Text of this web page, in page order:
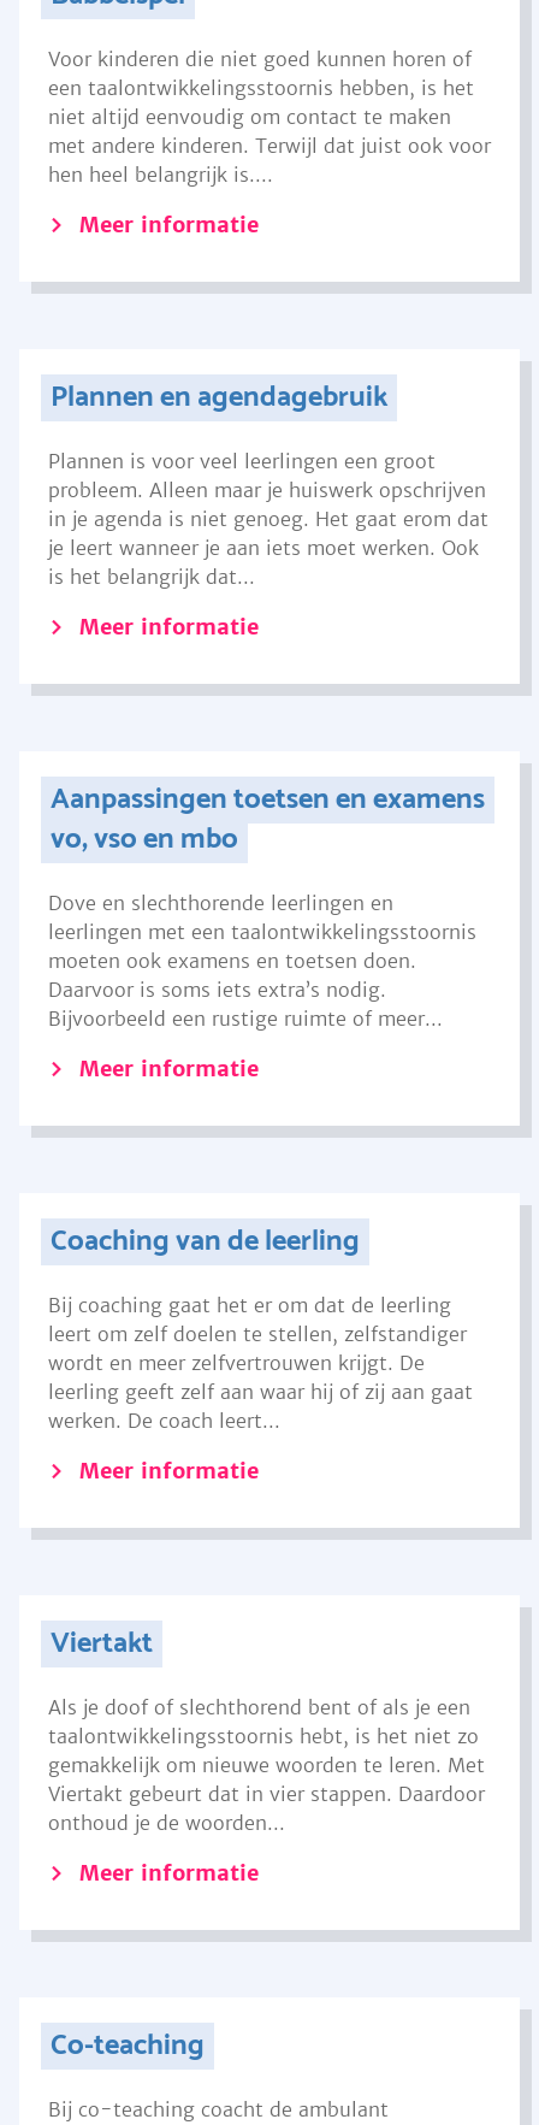
Voor kinderen die niet goed kunnen horen of
een taalontwikkelingsstoornis hebben, is het
niet altijd eenvoudig om contact te maken
met andere kinderen. Terwijl dat juist ook voor
hen heel belangrijk is....
Meer informatie
Plannen en agendagebruik
Plannen is voor veel leerlingen een groot
probleem. Alleen maar je huiswerk opschrijven
in je agenda is niet genoeg. Het gaat erom dat
je leert wanneer je aan iets moet werken. Ook
is het belangrijk dat...
Meer informatie
Aanpassingen toetsen en examens
vo, vso en mbo
Dove en slechthorende leerlingen en
leerlingen met een taalontwikkelingsstoornis
moeten ook examens en toetsen doen.
Daarvoor is soms iets extra’s nodig.
Bijvoorbeeld een rustige ruimte of meer...
Meer informatie
Coaching van de leerling
Bij coaching gaat het er om dat de leerling
leert om zelf doelen te stellen, zelfstandiger
wordt en meer zelfvertrouwen krijgt. De
leerling geeft zelf aan waar hij of zij aan gaat
werken. De coach leert...
Meer informatie
Viertakt
Als je doof of slechthorend bent of als je een
taalontwikkelingsstoornis hebt, is het niet zo
gemakkelijk om nieuwe woorden te leren. Met
Viertakt gebeurt dat in vier stappen. Daardoor
onthoud je de woorden...
Meer informatie
Co-teaching
Bij co-teaching coacht de ambulant